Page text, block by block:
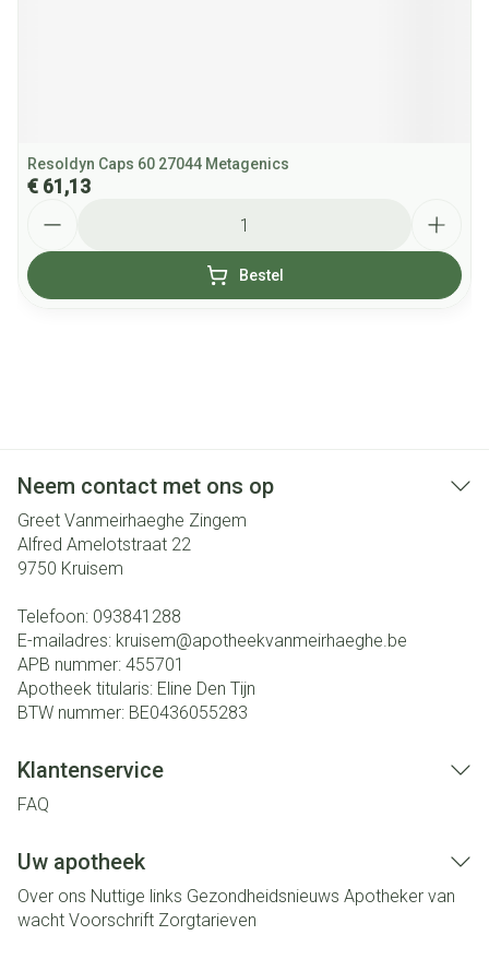
Resoldyn Caps 60 27044 Metagenics
€ 61,13
Bestel
Neem contact met ons op
Greet Vanmeirhaeghe Zingem
Alfred Amelotstraat 22
9750 Kruisem
Telefoon: 093841288
E-mailadres: kruisem@apotheekvanmeirhaeghe.be
APB nummer: 455701
Apotheek titularis: Eline Den Tijn
BTW nummer: BE0436055283
Klantenservice
FAQ
Uw apotheek
Over ons Nuttige links Gezondheidsnieuws Apotheker van
wacht Voorschrift Zorgtarieven